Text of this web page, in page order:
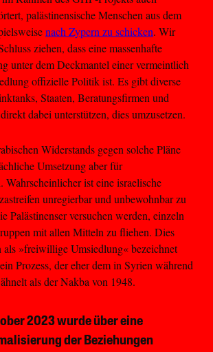
palästinensische Menschen aus dem
nach Zypern zu schicken. Wir
ziehen, dass eine massenhafte
unter dem Deckmantel einer vermeintlich
offizielle Politik ist. Es gibt diverse
Staaten, Beratungsfirmen und
dabei unterstützen, dies umzusetzen.
Widerstands gegen solche Pläne
Umsetzung aber für
Wahrscheinlicher ist eine israelische
unregierbar und unbewohnbar zu
Palästinenser versuchen werden, einzeln
mit allen Mitteln zu fliehen. Dies
als »freiwillige Umsiedlung« bezeichnet
Prozess, der eher dem in Syrien während
als der Nakba von 1948.
2023 wurde über eine
der Beziehungen